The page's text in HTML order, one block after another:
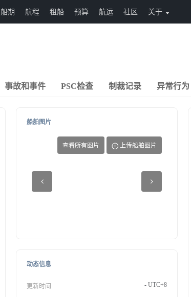
船期 航程 租船 预算 航运 社区 关于
事故和事件 PSC检查 制裁记录 异常行为
船舶图片
查看所有图片 上传船舶图片
动态信息
更新时间 - UTC+8